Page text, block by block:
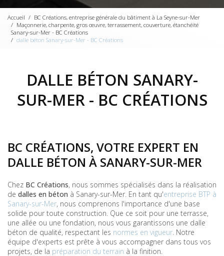
Accueil
BC Créations, entreprise générale du bâtiment à La Seyne-sur-Mer
Maçonnerie, charpente, gros œuvre, terrassement, couverture, étanchéité
Sanary-sur-Mer - BC Créations
dalle béton Sanary-sur-Mer - BC Créations
DALLE BÉTON SANARY-
SUR-MER - BC CRÉATIONS
BC CRÉATIONS, VOTRE EXPERT EN
DALLE BÉTON À SANARY-SUR-MER
Chez BC Créations, nous sommes spécialisés dans la réalisation
de dalles en béton à Sanary-sur-Mer. En tant qu'entreprise BTP à
Sanary-sur-Mer, nous comprenons l'importance d'une base
solide pour toute construction. Que ce soit pour une terrasse,
une allée ou une fondation, nous vous garantissons une dalle
béton de qualité, respectant les normes en vigueur. Notre
équipe d'experts est prête à vous accompagner dans tous vos
projets, de la préparation du terrain à la finition.